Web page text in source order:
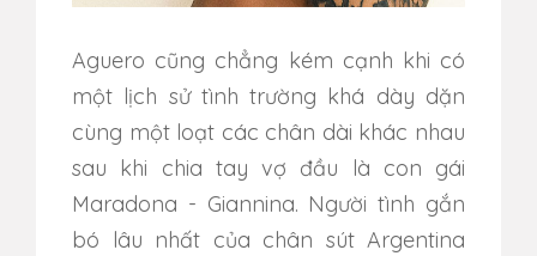
Aguero cũng chẳng kém cạnh khi có
một lịch sử tình trường khá dày dặn
cùng một loạt các chân dài khác nhau
sau khi chia tay vợ đầu là con gái
Maradona - Giannina. Người tình gắn
bó lâu nhất của chân sút Argentina